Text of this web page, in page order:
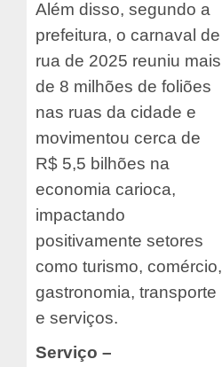
Além disso, segundo a
prefeitura, o carnaval de
rua de 2025 reuniu mais
de 8 milhões de foliões
nas ruas da cidade e
movimentou cerca de
R$ 5,5 bilhões na
economia carioca,
impactando
positivamente setores
como turismo, comércio,
gastronomia, transporte
e serviços.
Serviço –